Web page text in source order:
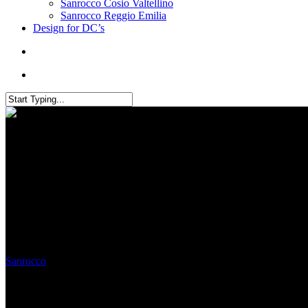
Sanrocco Cosio Valtellino
Sanrocco Reggio Emilia
Design for DC’s
Sanrocco